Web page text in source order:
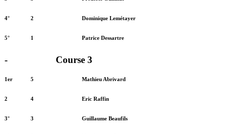
4° 2 Dominique Lemétayer
5° 1 Patrice Dessartre
- Course 3
1er 5 Mathieu Abrivard
2 4 Eric Raffin
3° 3 Guillaume Beaufils